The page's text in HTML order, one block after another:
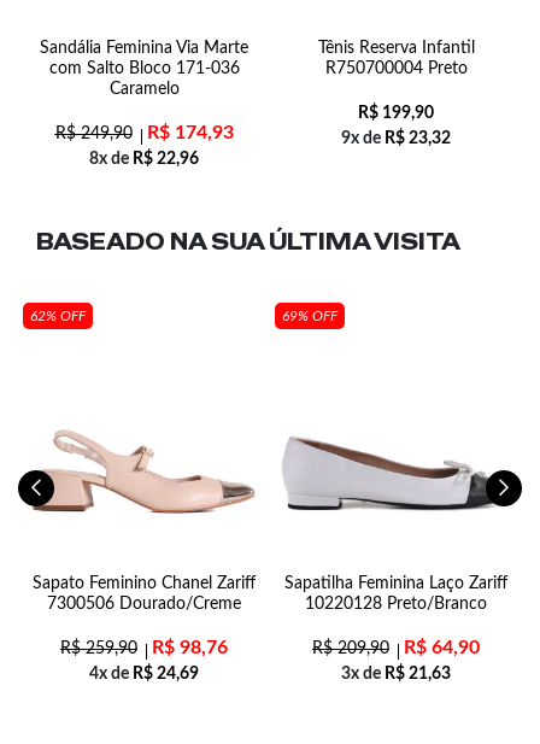
Sandália Feminina Via Marte
com Salto Bloco 171-036
Caramelo
R$249,90 R$174,93
8x de R$ 22,96
Tênis Reserva Infantil
R750700004 Preto
R$ 199,90
9x de R$ 23,32
BASEADO NA SUAÚLTIMA VISITA
62% OFF
Sapato Feminino Chanel Zariff
7300506 Dourado/Creme
R$259,90 R$ 98,76
4x de R$ 24,69
69% OFF
Sapatilha Feminina Laço Zariff
10220128 Preto/Branco
R$209,90 R$ 64,90
3x de R$ 21,63